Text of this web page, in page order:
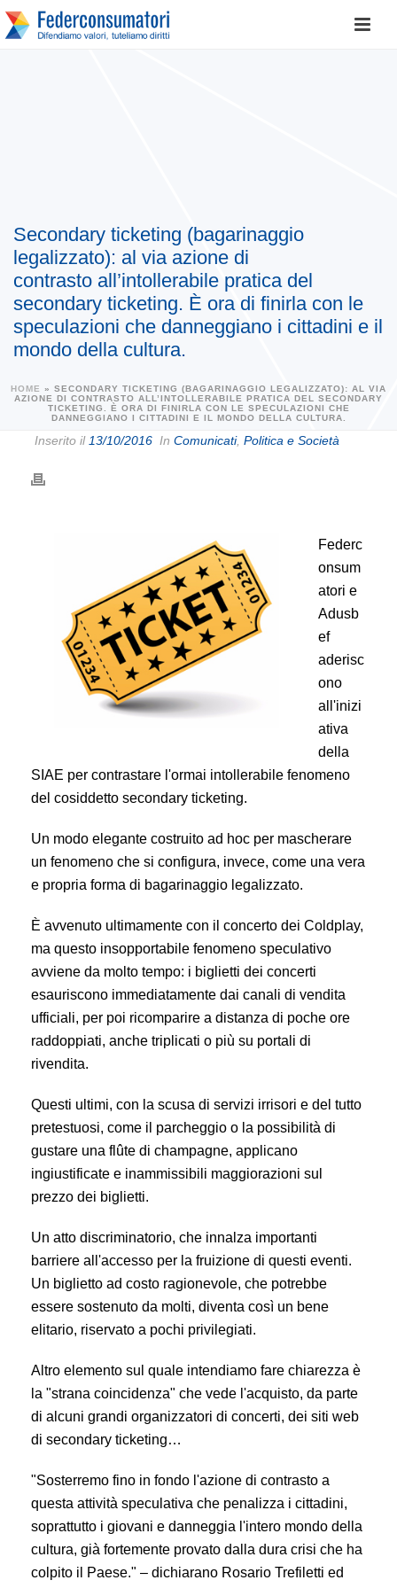
Secondary ticketing (bagarinaggio
legalizzato): al via azione di
contrasto all’intollerabile pratica del
secondary ticketing. È ora di finirla con le
speculazioni che danneggiano i cittadini e il
mondo della cultura.
HOME » SECONDARY TICKETING (BAGARINAGGIO LEGALIZZATO): AL VIA
AZIONE DI CONTRASTO ALL’INTOLLERABILE PRATICA DEL SECONDARY
TICKETING. È ORA DI FINIRLA CON LE SPECULAZIONI CHE
DANNEGGIANO I CITTADINI E IL MONDO DELLA CULTURA.
Inserito il 13/10/2016 In Comunicati, Politica e Società
Federc
onsum
atori e
Adusb
ef
aderisc
ono
all'inizi
ativa
della
SIAE per contrastare l'ormai intollerabile fenomeno
del cosiddetto secondary ticketing.
Un modo elegante costruito ad hoc per mascherare
un fenomeno che si configura, invece, come una vera
e propria forma di bagarinaggio legalizzato.
È avvenuto ultimamente con il concerto dei Coldplay,
ma questo insopportabile fenomeno speculativo
avviene da molto tempo: i biglietti dei concerti
esauriscono immediatamente dai canali di vendita
ufficiali, per poi ricomparire a distanza di poche ore
raddoppiati, anche triplicati o più su portali di
rivendita.
Questi ultimi, con la scusa di servizi irrisori e del tutto
pretestuosi, come il parcheggio o la possibilità di
gustare una flûte di champagne, applicano
ingiustificate e inammissibili maggiorazioni sul
prezzo dei biglietti.
Un atto discriminatorio, che innalza importanti
barriere all'accesso per la fruizione di questi eventi.
Un biglietto ad costo ragionevole, che potrebbe
essere sostenuto da molti, diventa così un bene
elitario, riservato a pochi privilegiati.
Altro elemento sul quale intendiamo fare chiarezza è
la "strana coincidenza" che vede l'acquisto, da parte
di alcuni grandi organizzatori di concerti, dei siti web
di secondary ticketing…
"Sosterremo fino in fondo l'azione di contrasto a
questa attività speculativa che penalizza i cittadini,
soprattutto i giovani e danneggia l'intero mondo della
cultura, già fortemente provato dalla dura crisi che ha
colpito il Paese." – dichiarano Rosario Trefiletti ed